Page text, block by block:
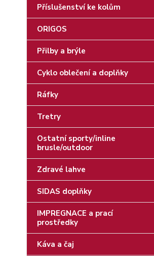
Příslušenství ke kolům
ORIGOS
Přilby a brýle
Cyklo oblečení a doplňky
Ráfky
Tretry
Ostatní sporty/inline
brusle/outdoor
Zdravé lahve
SIDAS doplňky
IMPREGNACE a prací
prostředky
Káva a čaj